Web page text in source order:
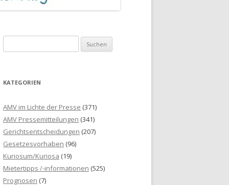
u
h
n
n
a
c
h
:
KATEGORIEN
AMV im Lichte der Presse (371)
AMV Pressemitteilungen (341)
Gerichtsentscheidungen (207)
Gesetzesvorhaben (96)
Kuriosum/Kuriosa (19)
Mietertipps /-informationen (525)
Prognosen (7)